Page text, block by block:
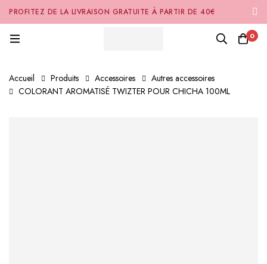
PROFITEZ DE LA LIVRAISON GRATUITE À PARTIR DE 40€
D'ACHAT SUR NOTRE SITE INTERNET 🚚
0
Accueil Produits Accessoires
Autres accessoires
COLORANT AROMATISÉ TWIZTER POUR CHICHA 100ML